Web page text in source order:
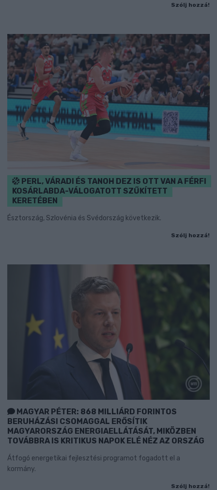
Szólj hozzá!
PERL, VÁRADI ÉS TANOH DEZ IS OTT VAN A FÉRFI
KOSÁRLABDA-VÁLOGATOTT SZŰKÍTETT
KERETÉBEN
Észtország, Szlovénia és Svédország következik.
Szólj hozzá!
MAGYAR PÉTER: 868 MILLIÁRD FORINTOS
BERUHÁZÁSI CSOMAGGAL ERŐSÍTIK
MAGYARORSZÁG ENERGIAELLÁTÁSÁT, MIKÖZBEN
TOVÁBBRA IS KRITIKUS NAPOK ELÉ NÉZ AZ ORSZÁG
Átfogó energetikai fejlesztési programot fogadott el a
kormány.
Szólj hozzá!